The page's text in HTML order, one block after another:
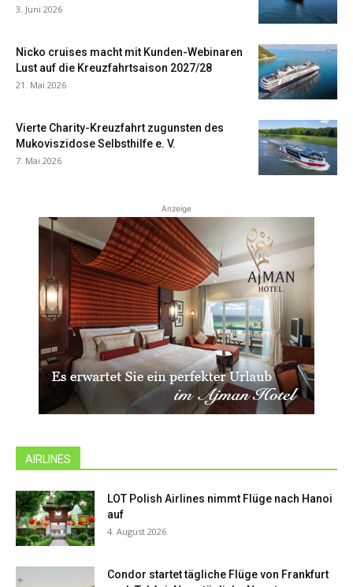
3. Juni 2026
Nicko cruises macht mit Kunden-Webinaren
Lust auf die Kreuzfahrtsaison 2027/28
21. Mai 2026
Vierte Charity-Kreuzfahrt zugunsten des
Mukoviszidose Selbsthilfe e. V.
7. Mai 2026
Anzeige
AIRLINES
LOT Polish Airlines nimmt Flüge nach Hanoi
auf
4. August 2026
Condor startet tägliche Flüge von Frankfurt